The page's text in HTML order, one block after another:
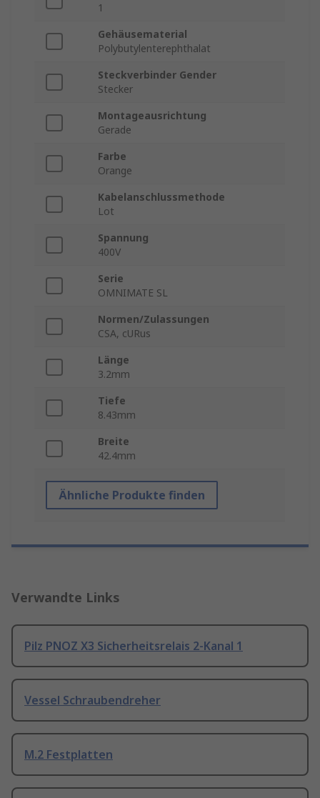
1
Gehäusematerial
Polybutylenterephthalat
Steckverbinder Gender
Stecker
Montageausrichtung
Gerade
Farbe
Orange
Kabelanschlussmethode
Lot
Spannung
400V
Serie
OMNIMATE SL
Normen/Zulassungen
CSA, cURus
Länge
3.2mm
Tiefe
8.43mm
Breite
42.4mm
Ähnliche Produkte finden
Verwandte Links
Pilz PNOZ X3 Sicherheitsrelais 2-Kanal 1
Vessel Schraubendreher
M.2 Festplatten